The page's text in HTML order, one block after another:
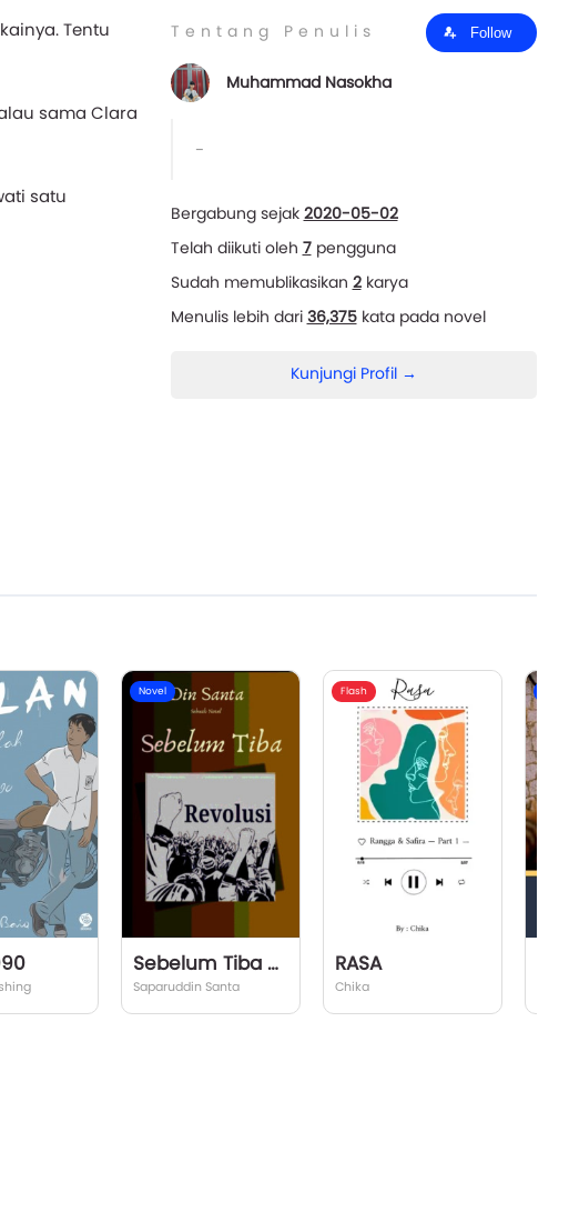
Tentu
sama Clara
satu
Tentang Penulis Follow
Muhammad Nasokha
-
Bergabung sejak 2020-05-02
Telah diikuti oleh 7pengguna
Sudah memublikasikan 2karya
Menulis lebih dari 36,375kata pada novel
Kunjungi Profil →
Novel
Sebelum Tiba Revolusi
Saparuddin Santa
Flash
RASA
Chika